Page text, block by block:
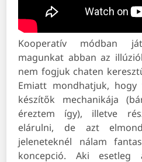
Kooperatív módban
magunkat abban az
nem fogjuk chaten
Emiatt mondhatjuk, hogy
készítők mechanikája
éreztem így), illetve
elárulni, de azt
jeleneteknél nálam
koncepció. Aki